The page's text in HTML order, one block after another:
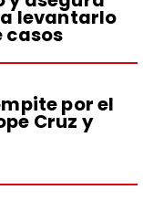
levantarlo
casos
por el
Cruz y